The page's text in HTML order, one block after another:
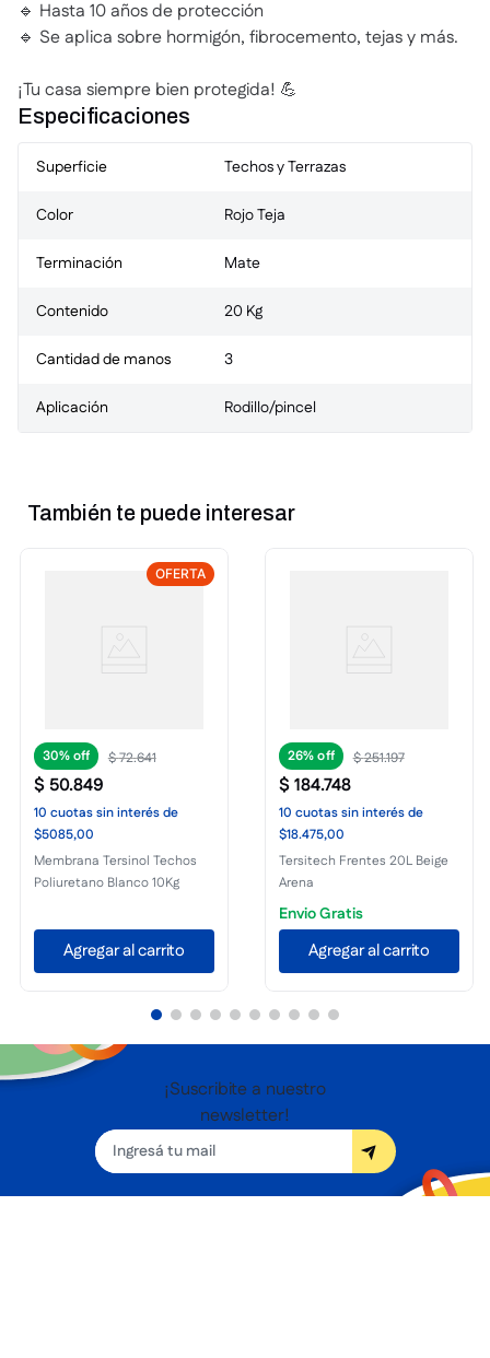
🔹 Hasta 10 años de protección
🔹 Se aplica sobre hormigón, fibrocemento, tejas y más.
¡Tu casa siempre bien protegida! 💪
Especificaciones
Superficie Techos y Terrazas
Color Rojo Teja
Terminación Mate
Contenido 20 Kg
Cantidad de manos 3
Aplicación Rodillo/pincel
También te puede interesar
OFERTA
30% $72.641
$50.849
10 cuotassin interésde
$5085,00
Membrana Tersinol Techos
Poliuretano Blanco 10Kg
Agregar al carrito
26% $251.197
$184.748
10 cuotassin interésde
$18.475,00
Tersitech Frentes 20L Beige
Arena
Envio Gratis
Agregar al carrito
¡Suscribite a nuestro
newsletter!